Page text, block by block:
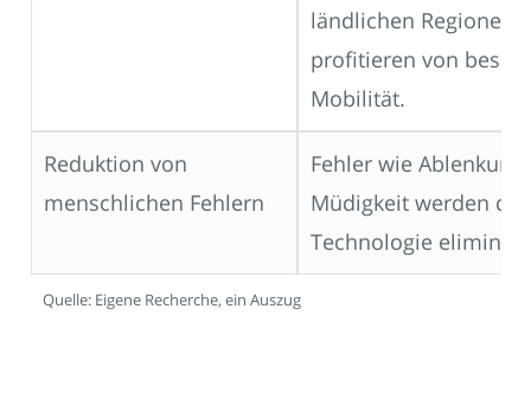
ländlichen Regionen
profitieren von
Mobilität.
Reduktion von
menschlichen Fehlern
Fehler wie
Müdigkeit werden
Technologie
Quelle: Eigene Recherche, ein Auszug